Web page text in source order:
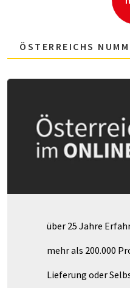
ÖSTERREICHS
über 25 Jahre
mehr als 200.000
Lieferung oder